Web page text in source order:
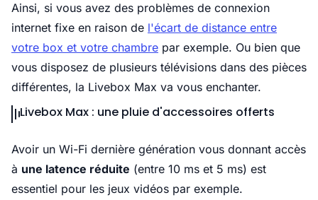
Ainsi, si vous avez des problèmes de connexion
internet fixe en raison de l'écart de distance entre
votre box et votre chambre par exemple. Ou bien que
vous disposez de plusieurs télévisions dans des pièces
différentes, la Livebox Max va vous enchanter.
Livebox Max : une pluie d'accessoires offerts
Avoir un Wi-Fi dernière génération vous donnant accès
à une latence réduite (entre 10 ms et 5 ms) est
essentiel pour les jeux vidéos par exemple.